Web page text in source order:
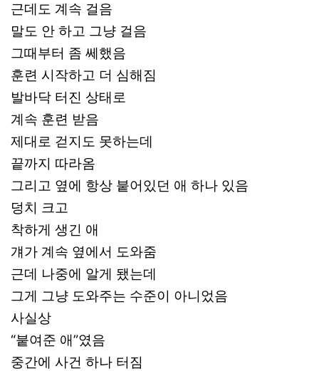
근데도 계속 걸음
말도 안 하고 그냥 걸음
그때부터 좀 쎄했음
훈련 시작하고 더 심해짐
발바닥 터진 상태로
계속 훈련 받음
제대로 걷지도 못하는데
끝까지 따라옴
그리고 옆에 항상 붙어있던 애 하나 있음
덩치 크고
착하게 생긴 애
걔가 계속 옆에서 도와줌
근데 나중에 알게 됐는데
그게 그냥 도와주는 수준이 아니었음
사실상
“붙여준 애”였음
중간에 사건 하나 터짐